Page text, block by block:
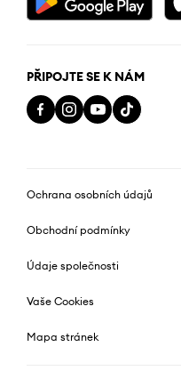
PŘIPOJTE SE K NÁM
Ochrana osobních údajů
Obchodní podmínky
Údaje společnosti
Vaše Cookies
Mapa stránek